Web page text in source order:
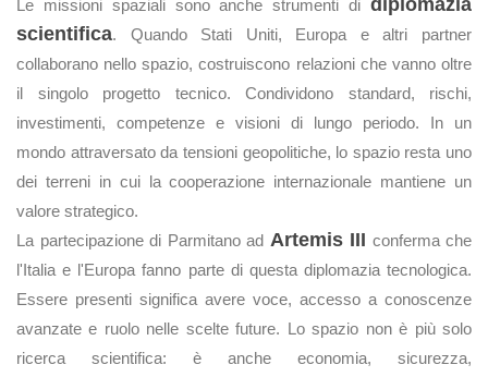
Le missioni spaziali sono anche strumenti di diplomazia
scientifica. Quando Stati Uniti, Europa e altri partner
collaborano nello spazio, costruiscono relazioni che vanno oltre
il singolo progetto tecnico. Condividono standard, rischi,
investimenti, competenze e visioni di lungo periodo. In un
mondo attraversato da tensioni geopolitiche, lo spazio resta uno
dei terreni in cui la cooperazione internazionale mantiene un
valore strategico.
La partecipazione di Parmitano ad Artemis III conferma che
l'Italia e l'Europa fanno parte di questa diplomazia tecnologica.
Essere presenti significa avere voce, accesso a conoscenze
avanzate e ruolo nelle scelte future. Lo spazio non è più solo
ricerca scientifica: è anche economia, sicurezza,